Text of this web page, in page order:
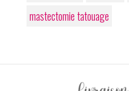
mastectomie tatouage